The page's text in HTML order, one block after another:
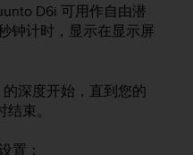
D6i 可用作自由潜
钟计时，显示在显示屏
深度开始，直到您的
束。
置：